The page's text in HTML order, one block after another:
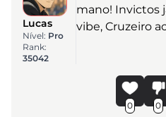
Lucas
Nível: Pro
Rank:
35042
mano! Invictos
vibe, Cruzeiro
0 0